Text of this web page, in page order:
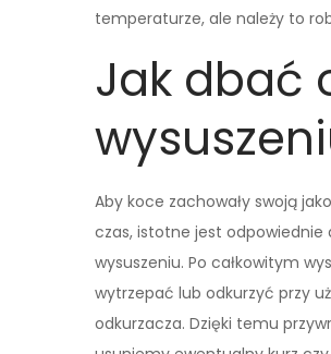
temperaturze, ale należy to
Jak dbać
Aby koce zachowały swoją
czas, istotne jest odpowiednie
wysuszeniu. Po całkowitym
wytrzepać lub odkurzyć przy
odkurzacza. Dzięki temu